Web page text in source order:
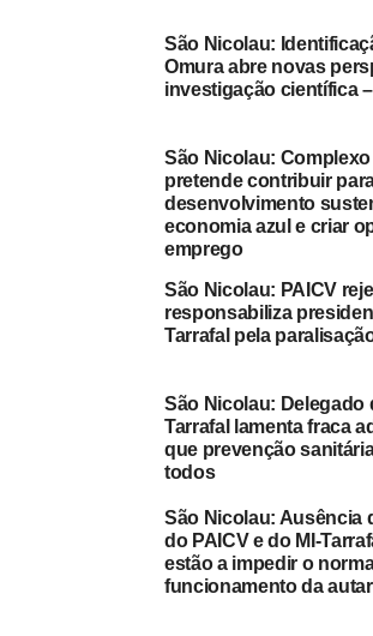
Na primeira etapa, Walter classificou-se
com 2:51:46, enquanto Vady classificou-
com 2:53:36 e no terceiro Nolito (Santo
Na segunda etapa, Vady classificou-se
Nolito em segundo e Helker no terceiro.
De acordo com a mesma fonte, apesar
encontradas na primeira prova, hoje,
recuperar o tempo “em mais de cinco
o meu desafio” disse.
Para Vady, uma das dificuldades
foram as “calçadas e subidas” o que
os atletas na finalização das provas.
Na primeira etapa, Léo (de 15 anos) foi o
desistir da prova devido ao cansaço
São Nicolau:
Omura abre novas
investigação científica
São Nicolau:
pretende contribuir
desenvolvimento
economia azul e criar
emprego
São Nicolau: PAICV
responsabiliza
Tarrafal pela
São Nicolau: Delegado
Tarrafal lamenta fraca
que prevenção
todos
São Nicolau: Ausência
do PAICV e do MI-
estão a impedir o
funcionamento da